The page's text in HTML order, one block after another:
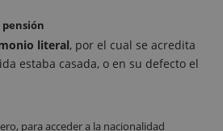
literal, por el cual se acredita
estaba casada, o en su defecto el
para acceder a la nacionalidad